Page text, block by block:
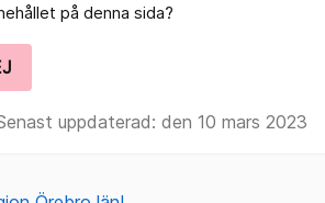
på denna sida?
uppdaterad: den 10 mars 2023